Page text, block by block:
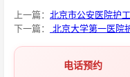
上一篇： 北京市公安医院护
下一篇：
北京大学第一医院
电话预约